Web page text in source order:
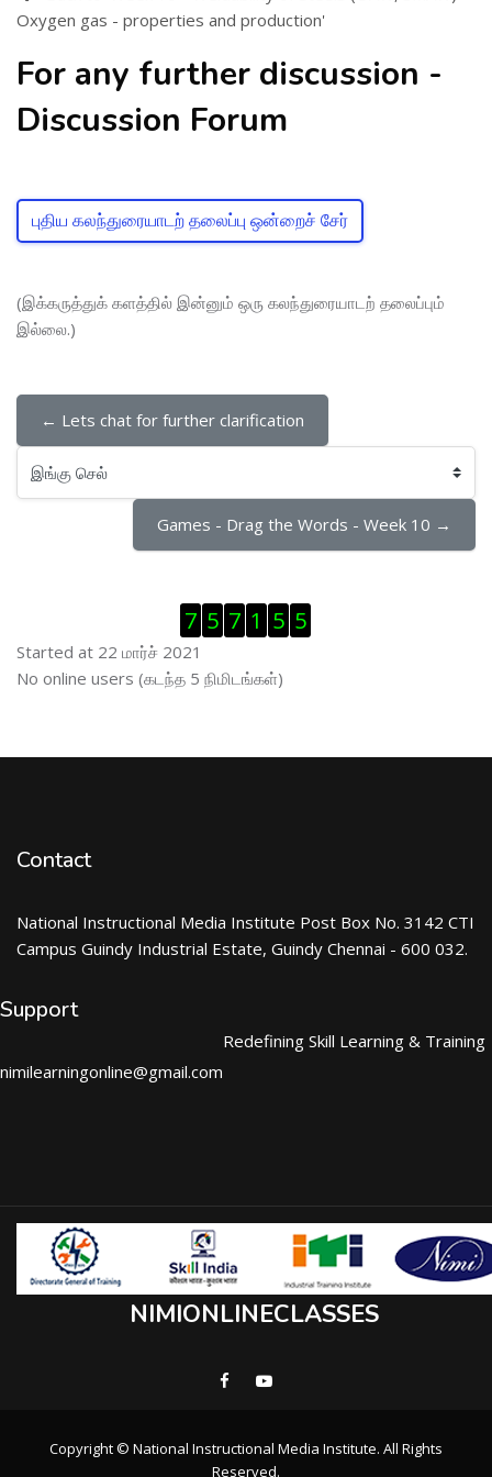
Oxygen gas - properties and production'
For any further discussion -
Discussion Forum
புதிய கலந்துரையாடற் தலைப்பு ஒன்றைச் சேர்
(இக்கருத்துக் களத்தில் இன்னும் ஒரு கலந்துரையாடற் தலைப்பும்
இல்லை.)
← Lets chat for further clarification
இங்கு செல்
Games - Drag the Words - Week 10 →
Visitor Counter ஐத் தவிர்
7 5 7 1 5 5
Started at 22 மார்ச் 2021
இணைப்புநிலைப் பயனாளர் ஐத் தவிர்
No online users (கடந்த 5 நிமிடங்கள்)
Contact
National Instructional Media Institute Post Box No. 3142 CTI
Campus Guindy Industrial Estate, Guindy Chennai - 600 032.
Support
nimilearningonline@gmail.com
Redefining Skill Learning & Training
NIMIONLINECLASSES
Copyright © National Instructional Media Institute. All Rights
Reserved.